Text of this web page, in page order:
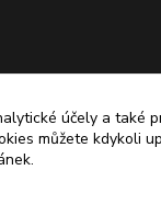
účely a také
můžete kdykoli